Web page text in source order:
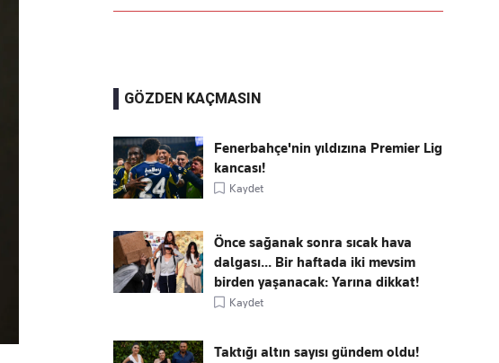
GÖZDEN KAÇMASIN
Fenerbahçe'nin yıldızına Premier Lig
kancası!
Kaydet
Önce sağanak sonra sıcak hava
dalgası... Bir haftada iki mevsim
birden yaşanacak: Yarına dikkat!
Kaydet
Taktığı altın sayısı gündem oldu!